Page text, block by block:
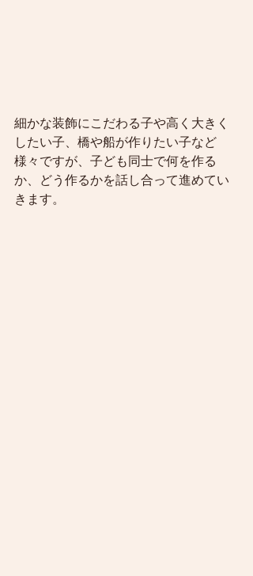
細かな装飾にこだわる子や高く大きく
したい子、橋や船が作りたい子など
様々ですが、子ども同士で何を作る
か、どう作るかを話し合って進めてい
きます。